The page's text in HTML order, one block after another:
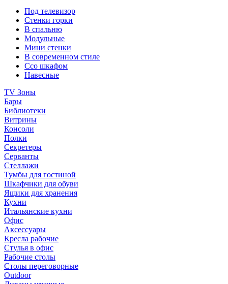
Под телевизор
Стенки горки
В спальню
Модульные
Мини стенки
В современном стиле
Ссо шкафом
Навесные
TV Зоны
Бары
Библиотеки
Витрины
Консоли
Полки
Секретеры
Серванты
Стеллажи
Тумбы для гостиной
Шкафчики для обуви
Ящики для хранения
Кухни
Итальянские кухни
Офис
Аксессуары
Кресла рабочие
Стулья в офис
Рабочие столы
Столы переговорные
Outdoor